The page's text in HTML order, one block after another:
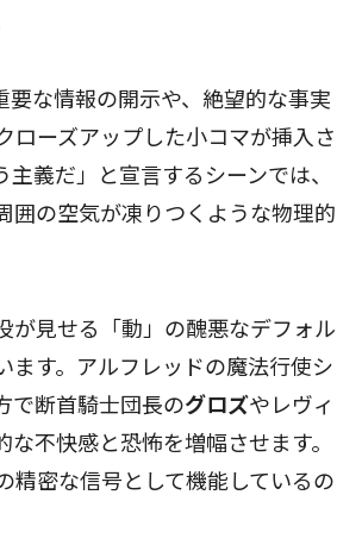
な情報の開示や、絶望的な事実
ローズアップした小コマが挿入さ
義だ」と宣言するシーンでは、
囲の空気が凍りつくような物理的
が見せる「動」の醜悪なデフォル
ます。アルフレッドの魔法行使シ
で断首騎士団長のグロズやレヴィ
不快感と恐怖を増幅させます。
精密な信号として機能しているの